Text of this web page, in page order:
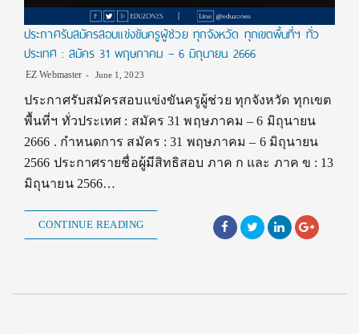
ประกาศรับสมัครสอบแข่งขันครูผู้ช่วย ทุกจังหวัด ทุกเขตพื้นที่ฯ ทั่ว
ประเทศ : สมัคร 31 พฤษภาคม – 6 มิถุนายน 2666
EZ Webmaster June 1, 2023
ประกาศรับสมัครสอบแข่งขันครูผู้ช่วย ทุกจังหวัด ทุกเขต
พื้นที่ฯ ทั่วประเทศ : สมัคร 31 พฤษภาคม – 6 มิถุนายน
2666 . กำหนดการ สมัคร : 31 พฤษภาคม – 6 มิถุนายน
2566 ประกาศรายชื่อผู้มีสิทธิสอบ ภาค ก และ ภาค ข : 13
มิถุนายน 2566…
CONTINUE READING